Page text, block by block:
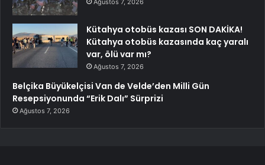
Ağustos 7, 2026
Kütahya otobüs kazası SON DAKİKA!
Kütahya otobüs kazasında kaç yaralı
var, ölü var mı?
Ağustos 7, 2026
Belçika Büyükelçisi Van de Velde’den Milli Gün
Resepsiyonunda “Erik Dalı” Sürprizi
Ağustos 7, 2026